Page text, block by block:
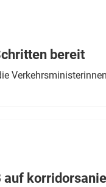
bereit
auf